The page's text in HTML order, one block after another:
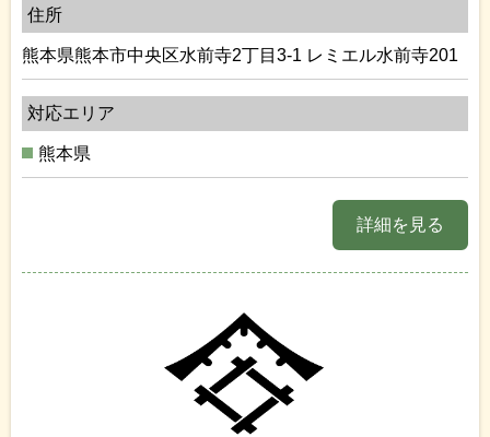
住所
熊本県熊本市中央区水前寺2丁目3-1 レミエル水前寺201
対応エリア
熊本県
詳細を見る